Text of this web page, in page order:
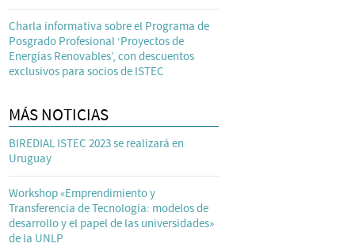
Charla informativa sobre el Programa de
Posgrado Profesional ‘Proyectos de
Energías Renovables’, con descuentos
exclusivos para socios de ISTEC
MÁS NOTICIAS
BIREDIAL ISTEC 2023 se realizará en
Uruguay
Workshop «Emprendimiento y
Transferencia de Tecnología: modelos de
desarrollo y el papel de las universidades»
de la UNLP